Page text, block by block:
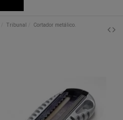
Tribunal
Cortador metálico.